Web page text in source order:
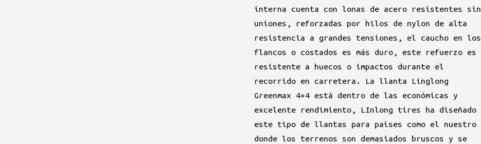
interna cuenta con lonas de acero resistentes sin
uniones, reforzadas por hilos de nylon de alta
resistencia a grandes tensiones, el caucho en los
flancos o costados es más duro, este refuerzo es
resistente a huecos o impactos durante el
recorrido en carretera. La llanta Linglong
Greenmax 4×4 está dentro de las económicas y
excelente rendimiento, LInlong tires ha diseñado
este tipo de llantas para países como el nuestro
donde los terrenos son demasiados bruscos y se